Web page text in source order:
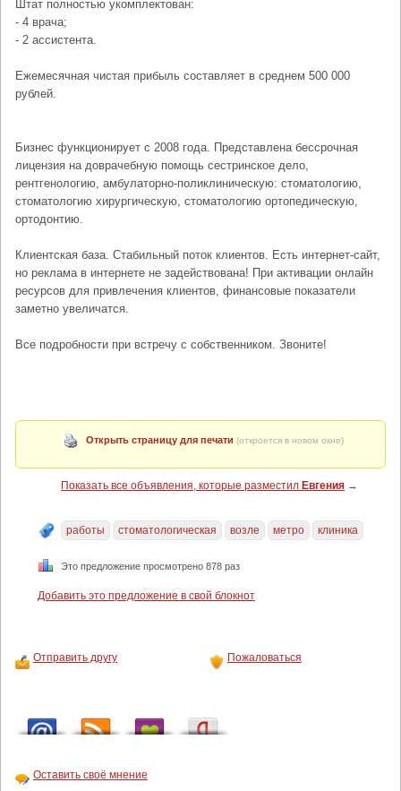
Штат полностью укомплектован:
- 4 врача;
- 2 ассистента.
Ежемесячная чистая прибыль составляет в среднем 500 000
рублей.
Бизнес функционирует с 2008 года. Представлена бессрочная
лицензия на доврачебную помощь сестринское дело,
рентгенологию, амбулаторно-поликлиническую: стоматологию,
стоматологию хирургическую, стоматологию ортопедическую,
ортодонтию.
Клиентская база. Стабильный поток клиентов. Есть интернет-сайт,
но реклама в интернете не задействована! При активации онлайн
ресурсов для привлечения клиентов, финансовые показатели
заметно увеличатся.
Все подробности при встречу с собственником. Звоните!
Открыть страницу для печати (откроется в новом окне)
Показать все объявления, которые разместил Евгения →
работы стоматологическая возле метро клиника
Это предложение просмотрено 878 раз
Добавить это предложение в свой блокнот
Отправить другу Пожаловаться
Оставить своё мнение